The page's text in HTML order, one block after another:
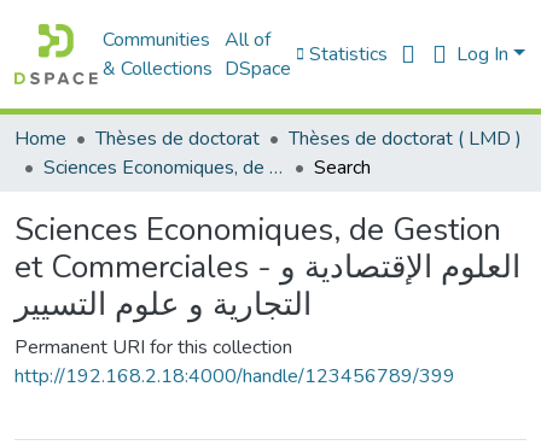
Communities
& Collections
All of
DSpace
Statistics Log In
Home Thèses de doctorat
Thèses de doctorat ( LMD )
Sciences Economiques, de Gestion et Commerciales - العلوم الإقتصادية و التجارية و علوم التسيير
Search
Sciences Economiques, de Gestion
et Commerciales - العلوم الإقتصادية و
التجارية و علوم التسيير
Permanent URI for this collection
http://192.168.2.18:4000/handle/123456789/399